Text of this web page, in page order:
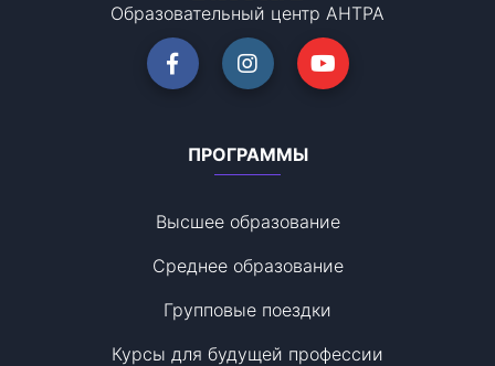
Образовательный центр АНТРА
ПРОГРАММЫ
Высшее образование
Среднее образование
Групповые поездки
Курсы для будущей профессии